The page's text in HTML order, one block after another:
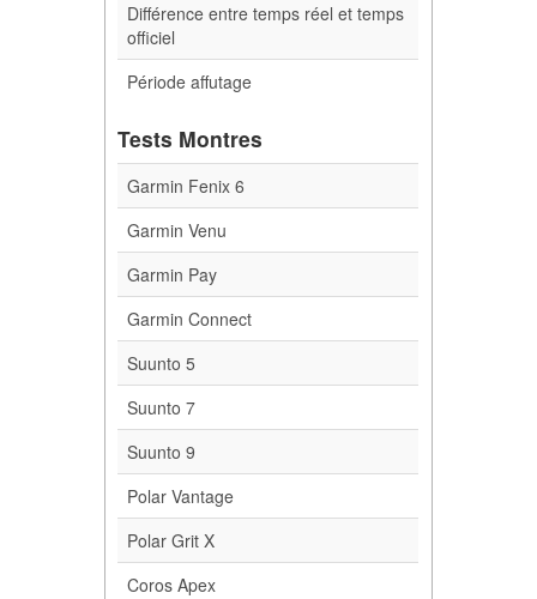
Différence entre temps réel et temps
officiel
Période affutage
Tests Montres
Garmin Fenix 6
Garmin Venu
Garmin Pay
Garmin Connect
Suunto 5
Suunto 7
Suunto 9
Polar Vantage
Polar Grit X
Coros Apex